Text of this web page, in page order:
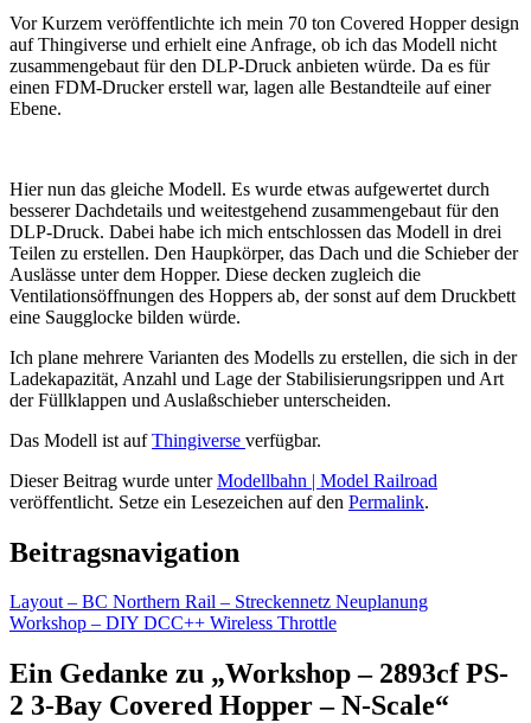
Vor Kurzem veröffentlichte ich mein 70 ton Covered Hopper design
auf Thingiverse und erhielt eine Anfrage, ob ich das Modell nicht
zusammengebaut für den DLP-Druck anbieten würde. Da es für
einen FDM-Drucker erstell war, lagen alle Bestandteile auf einer
Ebene.
Hier nun das gleiche Modell. Es wurde etwas aufgewertet durch
besserer Dachdetails und weitestgehend zusammengebaut für den
DLP-Druck. Dabei habe ich mich entschlossen das Modell in drei
Teilen zu erstellen. Den Haupkörper, das Dach und die Schieber der
Auslässe unter dem Hopper. Diese decken zugleich die
Ventilationsöffnungen des Hoppers ab, der sonst auf dem Druckbett
eine Saugglocke bilden würde.
Ich plane mehrere Varianten des Modells zu erstellen, die sich in der
Ladekapazität, Anzahl und Lage der Stabilisierungsrippen und Art
der Füllklappen und Auslaßschieber unterscheiden.
Das Modell ist aufThingiverse verfügbar.
Dieser Beitrag wurde unterModellbahn | Model Railroad
veröffentlicht. Setze ein Lesezeichen auf den Permalink.
Beitragsnavigation
Layout – BC Northern Rail – Streckennetz Neuplanung
Workshop – DIY DCC++ Wireless Throttle
Ein Gedanke zu „Workshop – 2893cf PS-
2 3-Bay Covered Hopper – N-Scale“